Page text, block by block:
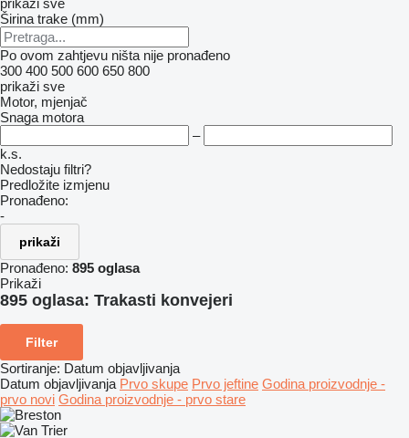
prikaži sve
Širina trake (mm)
Po ovom zahtjevu ništa nije pronađeno
300 400 500 600 650 800
prikaži sve
Motor, mjenjač
Snaga motora
–
k.s.
Nedostaju filtri?
Predložite izmjenu
Pronađeno:
-
prikaži
Pronađeno: 895 oglasa
Prikaži
895 oglasa: Trakasti konvejeri
Filter
Sortiranje: Datum objavljivanja
Datum objavljivanja Prvo skupe Prvo jeftine Godina proizvodnje -
prvo novi Godina proizvodnje - prvo stare